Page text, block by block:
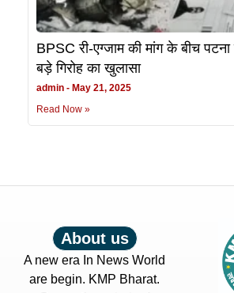
BPSC री-एग्जाम की मांग के बीच
बड़े गिरोह का खुलासा
admin
May 21, 2025
Read Now »
About us
A new era In News World
are begin. KMP Bharat.